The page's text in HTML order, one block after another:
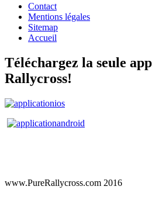
Contact
Mentions légales
Sitemap
Accueil
Téléchargez la seule
Rallycross!
www.PureRallycross.com 2016